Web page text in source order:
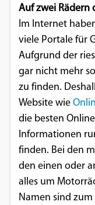
Auf zwei Rädern
Im Internet
viele Portale für
Aufgrund der
gar nicht mehr
zu finden.
Website wie
die besten
Informationen
finden. Bei den
den einen oder
alles um
Namen sind zum
Social
können,
Medien
Vimeo
Anbieter: